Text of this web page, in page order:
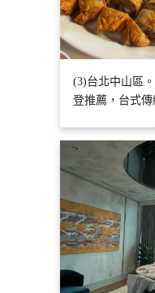
(3)台北中山區
登推薦，台式